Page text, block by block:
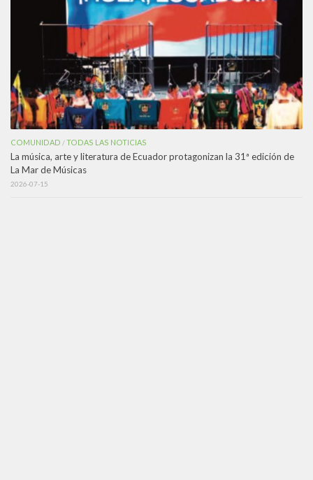
COMUNIDAD /TODAS LAS NOTICIAS
La música, arte y literatura de Ecuador protagonizan la 31ª edición de
La Mar de Músicas
2026-07-15